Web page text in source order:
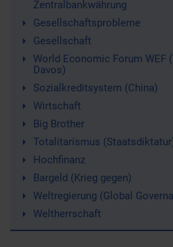
Zentralbankwährung
Gesellschaftsprobleme
Gesellschaft
World Economic Forum
Davos)
Sozialkreditsystem (China)
Wirtschaft
Big Brother
Totalitarismus
Hochfinanz
Bargeld (Krieg gegen)
Weltregierung (Global
Weltherrschaft